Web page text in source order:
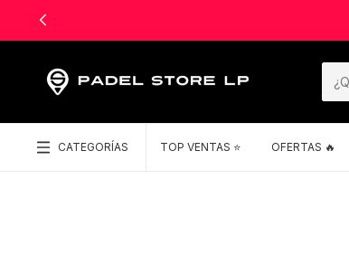
CATEGORÍAS TOP VENTAS ⭐️ OFERTAS 🔥